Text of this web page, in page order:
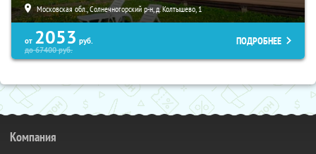
Московская обл., Солнечногорский р-н, д. Колтышево, 1
от 2053 руб.
до67400руб.
ПОДРОБНЕЕ
Компания